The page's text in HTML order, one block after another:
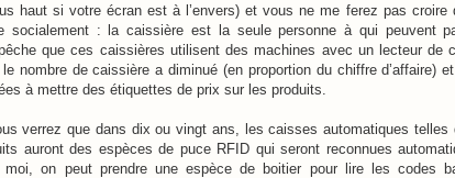
haut si votre écran est à l’envers) et vous ne me ferez pas croire
socialement : la caissière est la seule personne à qui peuvent
que ces caissières utilisent des machines avec un lecteur de
nombre de caissière a diminué (en proportion du chiffre d’affaire)
à mettre des étiquettes de prix sur les produits.
verrez que dans dix ou vingt ans, les caisses automatiques telles
auront des espèces de puce RFID qui seront reconnues
moi, on peut prendre une espèce de boitier pour lire les codes